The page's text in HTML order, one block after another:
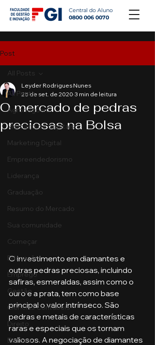
Central do Aluno
0800 006 0070
Post
All Posts
Agronegócio
Mercado de Capitais
Marketing Digital
Empreendedorismo
Liderança
Graduação
Resumo do Mercado
Sua comunidade
Começar
Educação
Emprego
Gestão
Ciências Contábeis
Direito
Bancos
All Posts
O mercado de pedras
preciosas na Bolsa
Leyder Rodrigues Nunes
25 de set. de 2020 3 min de leitura
O investimento em diamantes e
outras pedras preciosas, incluindo
safiras, esmeraldas, assim como o
ouro e a prata, tem como base
principal o valor intrínseco. São
pedras e metais de características
raras e especiais que os tornam
valiosos. A negociação de diamantes